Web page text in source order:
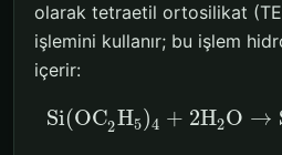
olarak tetraetil ortosilikat
işlemini kullanır; bu işlem
içerir:
Si(OC2H5)4 + 2H2O →